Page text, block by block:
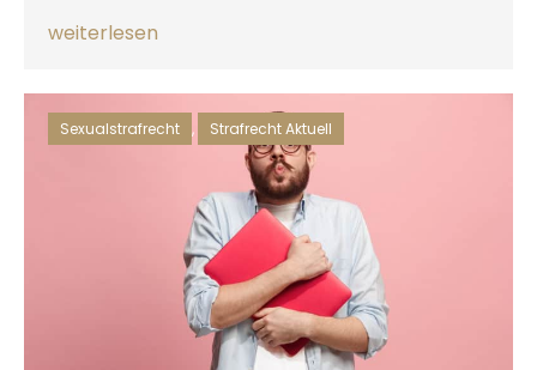
weiterlesen
Sexualstrafrecht , Strafrecht Aktuell